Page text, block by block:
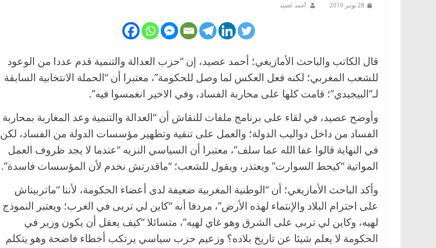
28 نونبر 2019 أحمد عصيد
قال الكاتب والباحث الأمازيغي؛ أحمد عصيد، إن “حزب العدالة والتنمية قدم عددا من الوعود
للشعب المغربي؛ لكنه فعل العكس لما وصل للحكومة”، معتبرا أن “الحملة الانتخابية السابقة
لـ”البيجيدي”؛ قامت كلها على محاربة الفساد، وفي الاخير انغمسوا فيه”.
وأوضح عصيد، في لقاء على برنامج ملفات للنقاش أن “العدالة والتنمية وعد المغاربة بمحاربة
الفساد من داخل دواليب الدولة؛ والعمل على تنقية وتطهير مؤسسات الدولة من الفساد، لكن
في النهاية قالوا عفا الله عما سلف”، معتبرا أن السياسي النزيه “عندما لا يجد ظروف العمل
المواتية “كيحط السوارت” ويعتذر، ويقول للشعب؛ “ماقدرتش نخدم لأن المؤسسات فاسدة”.
وأكد الباحث الأمازيغي؛ أن “الوطنية المغربية ضعيفة لدى أعضاء الحكومة، لأننا “ماتربيناش
على احترام البلاد والإنتماء لهذه الأرض”، مردفا أنه “كاين لي تربى في الغرب؛ ويعتبر النموذج
لهيه، وكاين لي تربى على الشرق وهو غاي لهيه”، متسائلا “كيف يعقل أن يكون وزير في
الحكومة لا يعلم شيئا عن تاريخ بلاده؟ وزعيم حزب سياسي يرتكب أخطاء فاضحة وهو يتكلم